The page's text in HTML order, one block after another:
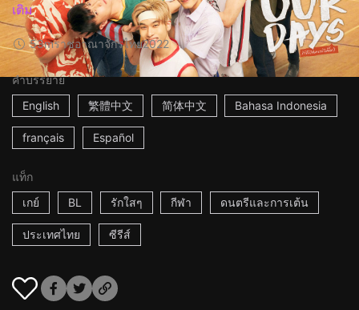
เติม
53mราชอาณาจักรไทย2022
คำบรรยาย
English
繁體中文 简体中文 Bahasa Indonesia
français Español
แท็ก
เกย์
BL รักใสๆ กีฬา ดนตรีและการเต้น
ประเทศไทย ซีรีส์